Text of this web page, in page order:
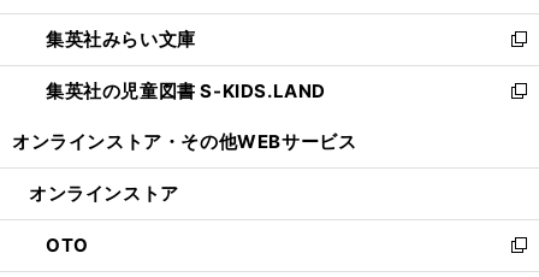
開
く
ウ
で
開
く
ン
ド
ウ
で
ウ
ィ
ン
ド
開
集英社みらい文庫
新
し
い
ン
ウ
で
開
集英社の児童図書 S-KIDS.LAND
新
ウ
ン
ド
オンラインストア・ その他WEBサービス
オンラインストア
OTO
新